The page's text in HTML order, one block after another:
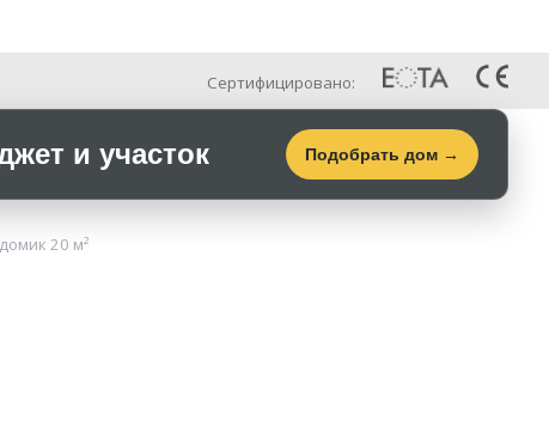
Сертифицировано:
и участок Подобрать дом →
20 м²